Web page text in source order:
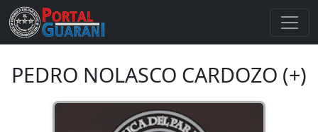
PEDRO NOLASCO CARDOZO (+)